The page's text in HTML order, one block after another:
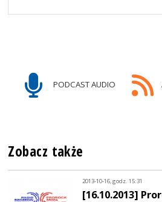
PODCAST AUDIO
Zobacz także
2013-10-16, godz. 15:31
[16.10.2013]